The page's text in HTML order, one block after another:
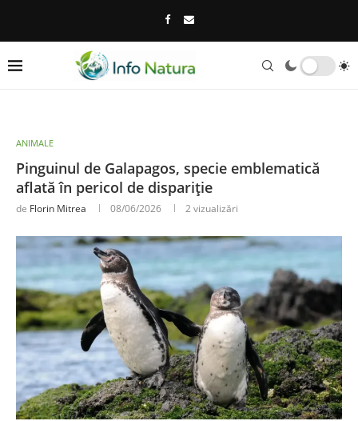
ANIMALE
Pinguinul de Galapagos, specie emblematică
aflată în pericol de dispariție
de Florin Mitrea 08/06/2026 2 vizualizări